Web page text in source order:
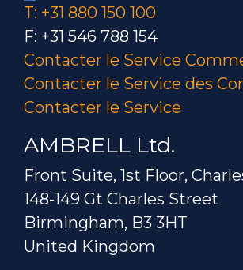
T: +31 880 150 100
F: +31 546 788 154
Contacter le Service
Contacter le Service des
Contacter le Service
AMBRELL Ltd.
Front Suite, 1st Floor,
148-149 Gt Charles Street
Birmingham, B3 3HT
United Kingdom